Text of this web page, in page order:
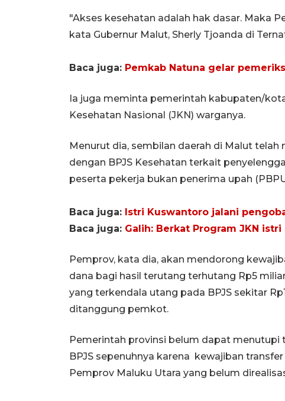
"Akses kesehatan adalah hak dasar. Maka
kata Gubernur Malut, Sherly Tjoanda di
Baca juga: Pemkab Natuna gelar
Ia juga meminta pemerintah kabupaten/
Kesehatan Nasional (JKN) warganya.
Menurut dia, sembilan daerah di Malut
dengan BPJS Kesehatan terkait
peserta pekerja bukan penerima upah
Baca juga: Istri Kuswantoro jalani
Baca juga: Galih: Berkat Program JKN
Pemprov, kata dia, akan mendorong
dana bagi hasil terutang terhutang Rp5
yang terkendala utang pada BPJS sekitar
ditanggung pemkot.
Pemerintah provinsi belum dapat menutupi
BPJS sepenuhnya karena kewajiban
Pemprov Maluku Utara yang belum